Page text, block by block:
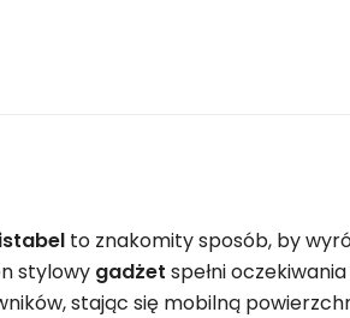
to znakomity sposób, by
stylowy gadżet spełni
stając się mobilną